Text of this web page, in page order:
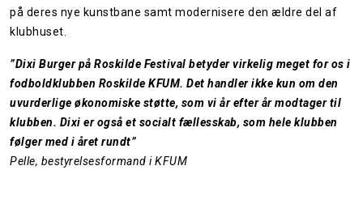
på deres nye kunstbane samt modernisere den ældre del af
klubhuset.
”Dixi Burger på Roskilde Festival betyder virkelig meget for os i
fodboldklubben Roskilde KFUM. Det handler ikke kun om den
uvurderlige økonomiske støtte, som vi år efter år modtager til
klubben. Dixi er også et socialt fællesskab, som hele klubben
følger med i året rundt”
Pelle, bestyrelsesformand i KFUM